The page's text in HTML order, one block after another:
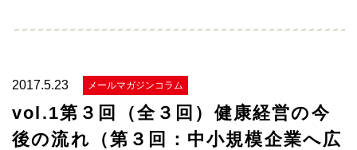
2017.5.23 メールマガジンコラム
vol.1第３回（全３回）健康経営の今
後の流れ（第３回：中小規模企業へ広